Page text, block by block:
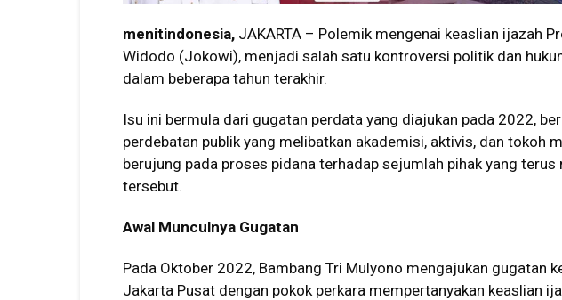
menitindonesia, JAKARTA – Polemik mengenai keaslian ijazah
Widodo (Jokowi), menjadi salah satu kontroversi politik dan
dalam beberapa tahun terakhir.
Isu ini bermula dari gugatan perdata yang diajukan pada 2022,
perdebatan publik yang melibatkan akademisi, aktivis, dan tokoh
berujung pada proses pidana terhadap sejumlah pihak yang terus
tersebut.
Awal Munculnya Gugatan
Pada Oktober 2022, Bambang Tri Mulyono mengajukan gugatan
Jakarta Pusat dengan pokok perkara mempertanyakan keaslian